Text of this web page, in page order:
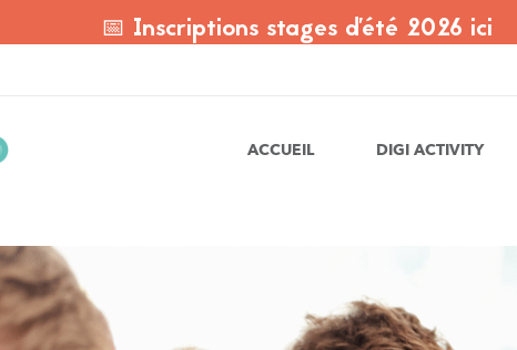
📅 Inscriptions stages d'été 2026 ici
ACCUEIL DIGI ACTIVITY